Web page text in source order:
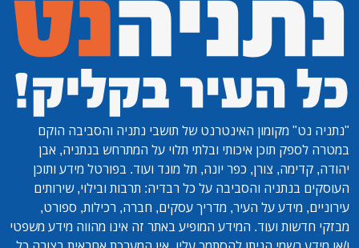
"נתניה נט" מקומון האינטרנט של תושבי נתניה והסביבה הוקם
במטרה לספק תוכן איכותי ובלתי תלוי על המתרחש בנתניה, אבן
יהודה, קדימה, צורן, כפר יונה, תל מונד ועוד. בפורטל מידע ותוכן
העוסקים בנתניה והסביבה על כל רבדיה: תרבות ובילוי, שירותים
עירוניים, מידע על העיר, מדריך עסקים, חברה, רכילות, ספורט,
מבזקי חדשות ועוד. המידע המופיע באתר זה אינו מהווה מידע משפטי